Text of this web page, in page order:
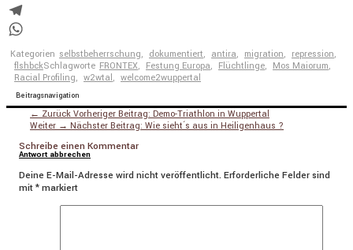
Messenger
Telegram
WhatsApp
Kategorien selbstbeherrschung, dokumentiert, antira, migration, repression,
flshbckSchlagworte FRONTEX, Festung Europa, Flüchtlinge, Mos Maiorum,
Racial Profiling, w2wtal, welcome2wuppertal
Beitragsnavigation
← Zurück Vorheriger Beitrag: Demo-Triathlon in Wuppertal
Weiter → Nächster Beitrag: Wie sieht´s aus in Heiligenhaus ?
Schreibe einen Kommentar
Antwort abbrechen
Deine E-Mail-Adresse wird nicht veröffentlicht. Erforderliche Felder sind
mit*markiert